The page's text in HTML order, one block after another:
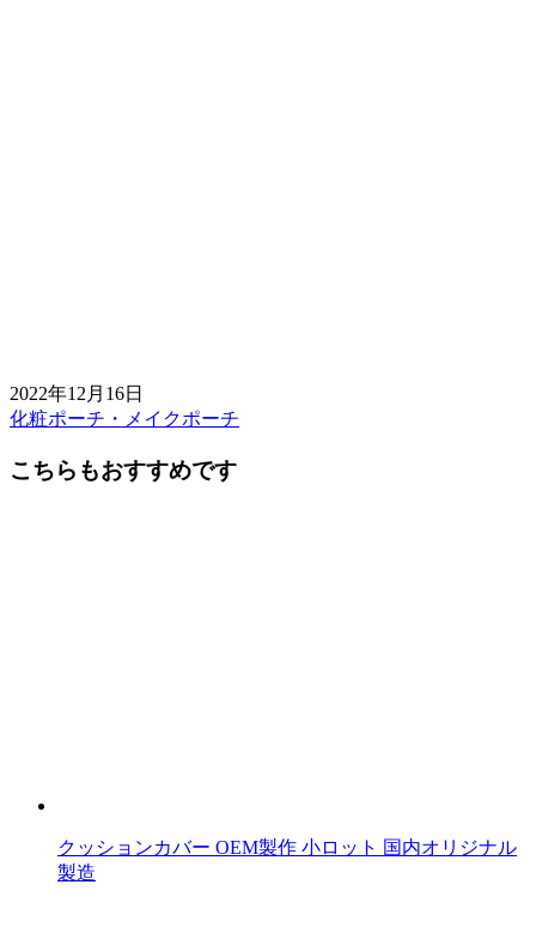
2022年12月16日
前
後
化粧ポーチ・メイクポーチ
こちらもおすすめです
クッションカバー OEM製作 小ロット 国内オリジナル
製造